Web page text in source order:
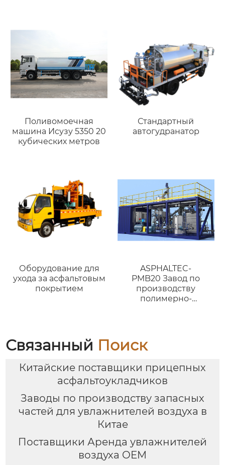
Поливомоечная
машина Исузу 5350 20
кубических метров
Стандартный
автогудранатор
Оборудование для
ухода за асфальтовым
покрытием
ASPHALTEC-
PMB20 Завод по
производству
полимерно-
Связанный Поиск
Китайские поставщики прицепных
асфальтоукладчиков
Заводы по производству запасных
частей для увлажнителей воздуха в
Китае
Поставщики Аренда увлажнителей
воздуха OEM